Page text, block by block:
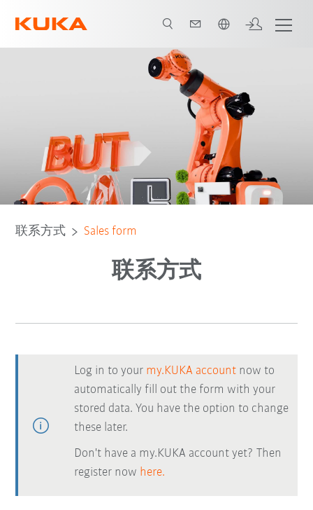
联系方式 Sales form
联系方式
Log in to your my.KUKA account now to
automatically fill out the form with your
stored data. You have the option to change
these later.
Don't have a my.KUKA account yet? Then
register now here.